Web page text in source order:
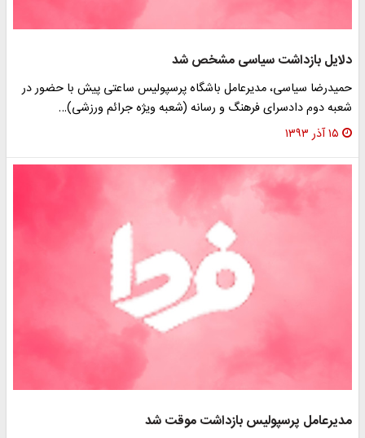
دلایل بازداشت سیاسی مشخص شد
حمیدرضا سیاسی، مدیرعامل باشگاه پرسپولیس ساعتی پیش با حضور در
شعبه دوم دادسرای فرهنگ و رسانه (شعبه ویژه جرائم ورزشی)…
۱۵ آذر ۱۳۹۳
مدیرعامل پرسپولیس بازداشت موقت شد